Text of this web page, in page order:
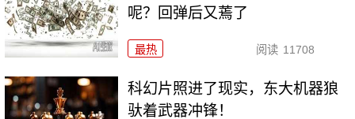
呢？回弹后又蔫了
最热 阅读 11708
科幻片照进了现实，东大机器狼
驮着武器冲锋！